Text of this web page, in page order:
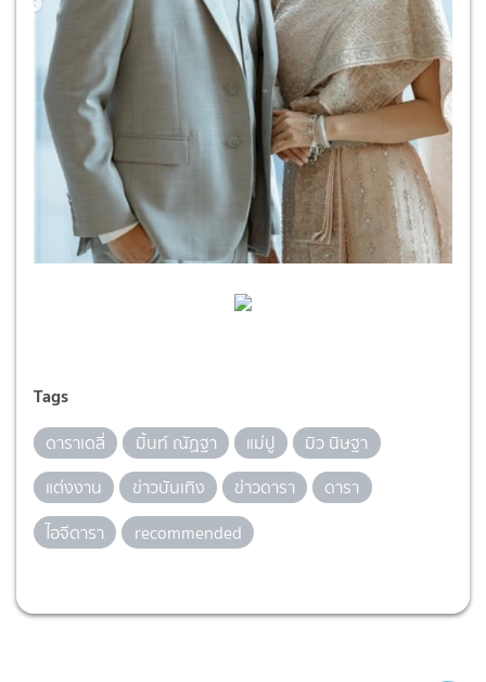
Tags
ดาราเดลี่ มิ้นท์ ณัฏฐา แม่ปู
มิว นิษฐา
แต่งงาน
ข่าวบันเทิง ข่าวดารา
ดารา
ไอจีดารา
recommended